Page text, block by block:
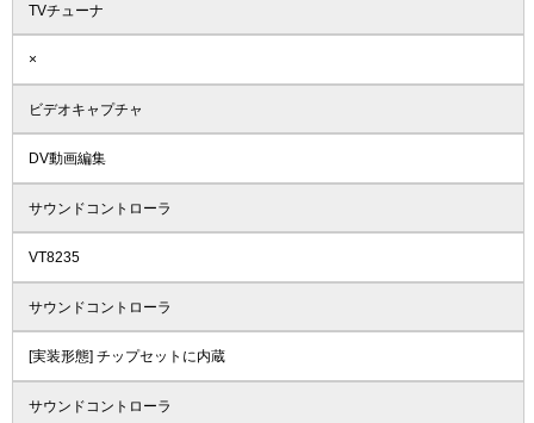
TVチューナ
×
ビデオキャプチャ
DV動画編集
サウンドコントローラ
VT8235
サウンドコントローラ
[実装形態] チップセットに内蔵
サウンドコントローラ